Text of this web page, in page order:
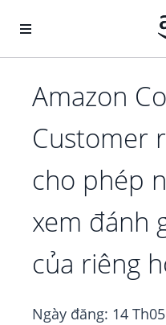
Amazon
Customer
cho phép
xem đánh
của riêng
Ngày đăng: 14